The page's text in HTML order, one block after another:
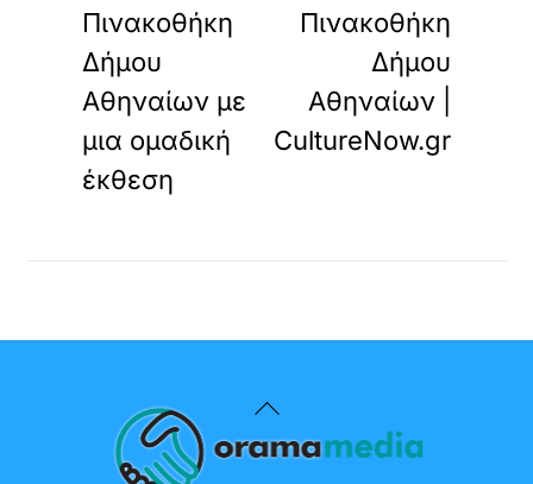
Πινακοθήκη
Δήμου
Αθηναίων με
μια ομαδική
έκθεση
Πινακοθήκη
Δήμου
Αθηναίων |
CultureNow.gr
Back
To